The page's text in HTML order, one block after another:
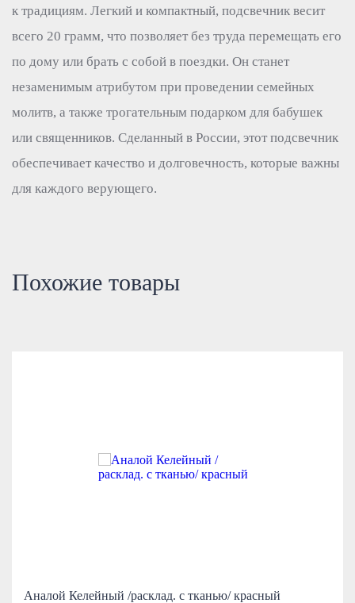
к традициям. Легкий и компактный, подсвечник весит
всего 20 грамм, что позволяет без труда перемещать его
по дому или брать с собой в поездки. Он станет
незаменимым атрибутом при проведении семейных
молитв, а также трогательным подарком для бабушек
или священников. Сделанный в России, этот подсвечник
обеспечивает качество и долговечность, которые важны
для каждого верующего.
Похожие товары
Аналой Келейный /расклад. с тканью/ красный